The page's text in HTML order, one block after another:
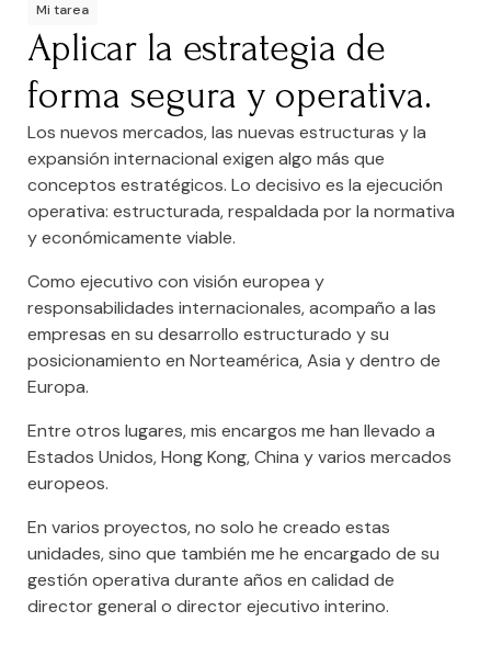
Mi tarea
Aplicar la estrategia de
forma segura y operativa.
Los nuevos mercados, las nuevas estructuras y la
expansión internacional exigen algo más que
conceptos estratégicos. Lo decisivo es la ejecución
operativa: estructurada, respaldada por la normativa
y económicamente viable.
Como ejecutivo con visión europea y
responsabilidades internacionales, acompaño a las
empresas en su desarrollo estructurado y su
posicionamiento en Norteamérica, Asia y dentro de
Europa.
Entre otros lugares, mis encargos me han llevado a
Estados Unidos, Hong Kong, China y varios mercados
europeos.
En varios proyectos, no solo he creado estas
unidades, sino que también me he encargado de su
gestión operativa durante años en calidad de
director general o director ejecutivo interino.